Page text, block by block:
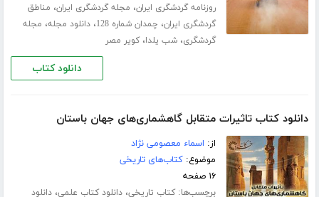
روزنامه گردشگری ایران، مجله گردشگری ایران، مناطق
گردشگری ایران، چمدان شماره 128 ،دانلود مجله، مجله
گردشگری،شب یلدا،کویر مصر
دانلود کتاب
دانلود کتاب تاثیرات متقابل گاهشماری‌های جهان باستان
از: اسماء معصومی نژاد
موضوع:کتاب‌های تاریخی
۱۶ صفحه
برچسب‌ها:کتاب تاریخی،دانلود کتاب علمی،دانلود